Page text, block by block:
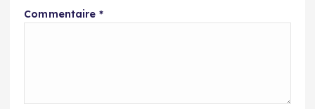
Commentaire *